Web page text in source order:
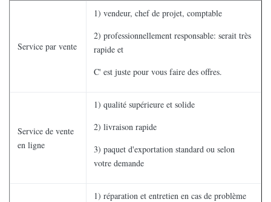
Service par vente
1) vendeur, chef de projet, comptable
2) professionnellement responsable: serait très
rapide et
C' est juste pour vous faire des offres.
Service de vente
en ligne
1) qualité supérieure et solide
2) livraison rapide
3) paquet d'exportation standard ou selon
votre demande
1) réparation et entretien en cas de problème